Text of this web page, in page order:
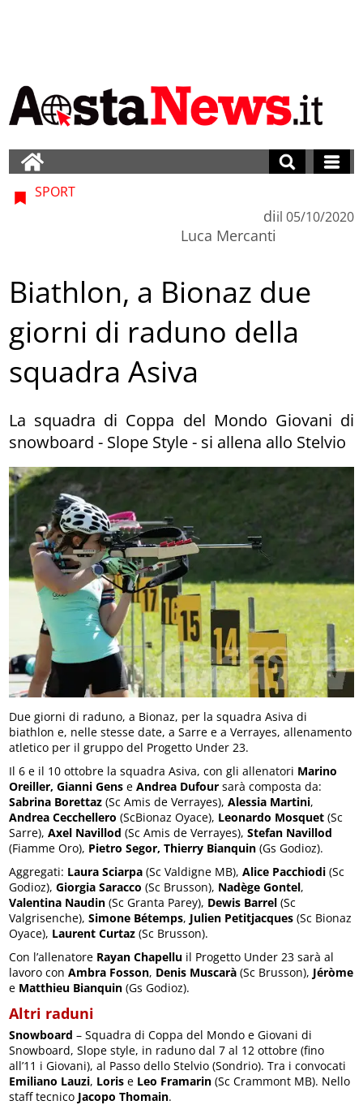
SPORT
di
Luca Mercanti
il 05/10/2020
Biathlon, a Bionaz due
giorni di raduno della
squadra Asiva
La squadra di Coppa del Mondo Giovani di
snowboard - Slope Style - si allena allo Stelvio
Due giorni di raduno, a Bionaz, per la squadra Asiva di
biathlon e, nelle stesse date, a Sarre e a Verrayes, allenamento
atletico per il gruppo del Progetto Under 23.
Il 6 e il 10 ottobre la squadra Asiva, con gli allenatori Marino
Oreiller, Gianni Gens eAndrea Dufour sarà composta da:
Sabrina Borettaz (Sc Amis de Verrayes),Alessia Martini,
Andrea Cecchellero (ScBionaz Oyace), Leonardo Mosquet (Sc
Sarre),Axel Navillod (Sc Amis de Verrayes),Stefan Navillod
(Fiamme Oro), Pietro Segor, Thierry Bianquin (Gs Godioz).
Aggregati: Laura Sciarpa (Sc Valdigne MB),Alice Pacchiodi (Sc
Godioz),Giorgia Saracco (Sc Brusson), Nadège Gontel,
Valentina Naudin (Sc Granta Parey), Dewis Barrel (Sc
Valgrisenche),Simone Bétemps, Julien Petitjacques (Sc Bionaz
Oyace), Laurent Curtaz (Sc Brusson).
Con l’allenatore Rayan Chapellu il Progetto Under 23 sarà al
lavoro conAmbra Fosson, Denis Muscarà (Sc Brusson), Jéròme
e Matthieu Bianquin (Gs Godioz).
Altri raduni
Snowboard – Squadra di Coppa del Mondo e Giovani di
Snowboard, Slope style, in raduno dal 7 al 12 ottobre (fino
all’11 i Giovani), al Passo dello Stelvio (Sondrio). Tra i convocati
Emiliano Lauzi, Loris e Leo Framarin (Sc Crammont MB). Nello
staff tecnico Jacopo Thomain.